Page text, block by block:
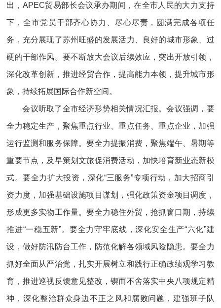
出，APEC贸易部长会议承办期间，在全市人民的大力支持
下，全市党员干部齐心协力、尽心尽责，圆满完成各项任
务，充分展现了苏州旺盛的发展活力、良好的城市形象、过
硬的干部作风。要不断放大会议后续效应，突出开放引领，
深化改革创新，推进经贸合作，提高能力本领，提升城市形
象，持续拓展国际合作新空间。
会议听取了全市经济形势相关情况汇报。会议强调，要
全力稳定生产，聚焦重点行业、重点任务、重点企业，加强
运行监测和服务保障。要全力提振消费，聚焦端午、暑期等
重要节点，及早策划文旅促消费活动，加快培育新业态新模
式。要全力扩大投资，深化“三服务”专项行动，加大招商引
资力度，加强基础设施项目谋划，强化政策资金项目调度，
形成更多实物工作量。要全力稳住外贸，抢抓窗口期，持续
推进“一稳五新”。要全力守牢底线，深化安全生产“六化”建
设，做好防汛防台工作，防范化解各领域风险隐患。要全力
抓好全面从严治党，扎实开展树立和践行正确政绩观学习教
育，推进巡视反馈意见整改，锲而不舍落实中央八项规定精
神，深化整治群众身边不正之风和腐败问题，建强班子队